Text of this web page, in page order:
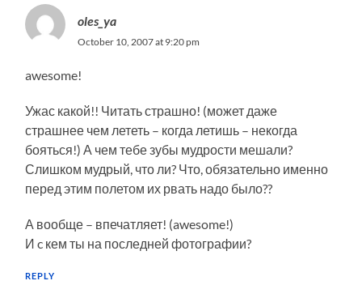
oles_ya
October 10, 2007 at 9:20 pm
awesome!
Ужас какой!! Читать страшно! (может даже
страшнее чем лететь – когда летишь – некогда
бояться!) А чем тебе зубы мудрости мешали?
Слишком мудрый, что ли? Что, обязательно именно
перед этим полетом их рвать надо было??
А вообще – впечатляет! (awesome!)
И c кем ты на последней фотографии?
REPLY